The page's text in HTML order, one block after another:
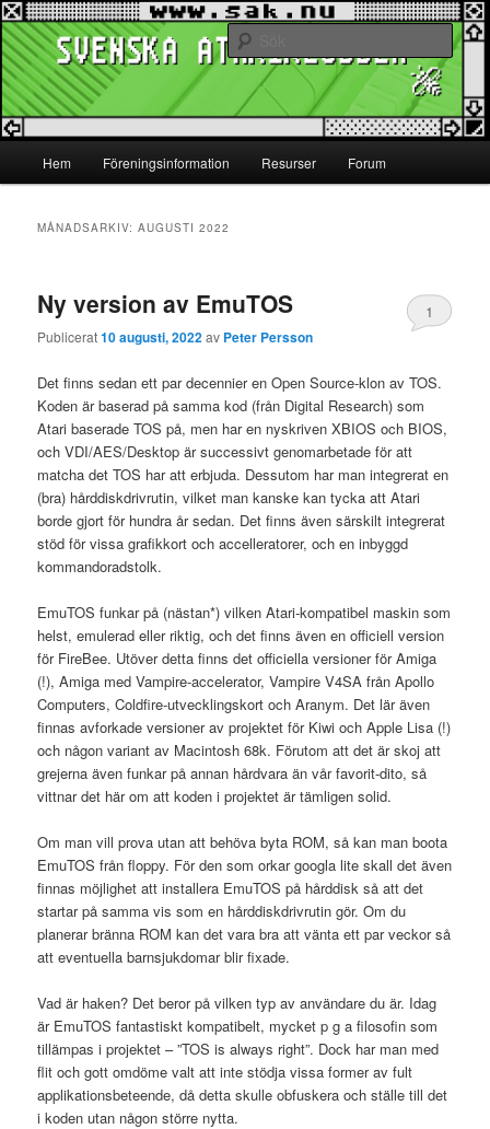
Hoppa
till
primärt
innehåll
Hoppa
till
sekundärt
innehållSvenska Atariklubben
www.sak.nu
Sök
Hem Föreningsinformation Resurser Forum
MÅNADSARKIV:AUGUSTI 2022
Ny version av EmuTOS
Publicerat10 augusti, 2022av Peter Persson
1
Det finns sedan ett par decennier en Open Source-klon av TOS.
Koden är baserad på samma kod (från Digital Research) som
Atari baserade TOS på, men har en nyskriven XBIOS och BIOS,
och VDI/AES/Desktop är successivt genomarbetade för att
matcha det TOS har att erbjuda. Dessutom har man integrerat en
(bra) hårddiskdrivrutin, vilket man kanske kan tycka att Atari
borde gjort för hundra år sedan. Det finns även särskilt integrerat
stöd för vissa grafikkort och accelleratorer, och en inbyggd
kommandoradstolk.
EmuTOS funkar på (nästan*) vilken Atari-kompatibel maskin som
helst, emulerad eller riktig, och det finns även en officiell version
för FireBee. Utöver detta finns det officiella versioner för Amiga
(!), Amiga med Vampire-accelerator, Vampire V4SA från Apollo
Computers, Coldfire-utvecklingskort och Aranym. Det lär även
finnas avforkade versioner av projektet för Kiwi och Apple Lisa (!)
och någon variant av Macintosh 68k. Förutom att det är skoj att
grejerna även funkar på annan hårdvara än vår favorit-dito, så
vittnar det här om att koden i projektet är tämligen solid.
Om man vill prova utan att behöva byta ROM, så kan man boota
EmuTOS från floppy. För den som orkar googla lite skall det även
finnas möjlighet att installera EmuTOS på hårddisk så att det
startar på samma vis som en hårddiskdrivrutin gör. Om du
planerar bränna ROM kan det vara bra att vänta ett par veckor så
att eventuella barnsjukdomar blir fixade.
Vad är haken? Det beror på vilken typ av användare du är. Idag
är EmuTOS fantastiskt kompatibelt, mycket p g a filosofin som
tillämpas i projektet – ”TOS is always right”. Dock har man med
flit och gott omdöme valt att inte stödja vissa former av fult
applikationsbeteende, då detta skulle obfuskera och ställe till det
i koden utan någon större nytta.